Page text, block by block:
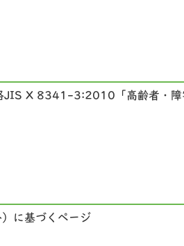
X 8341-3:2010「高齢者・障
に基づくページ